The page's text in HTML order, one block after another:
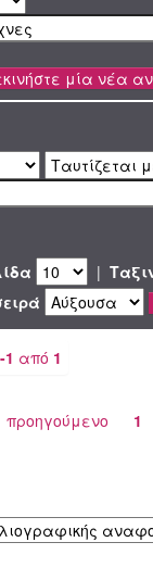
μία νέα
|
1 από 1
προηγούμενο 1